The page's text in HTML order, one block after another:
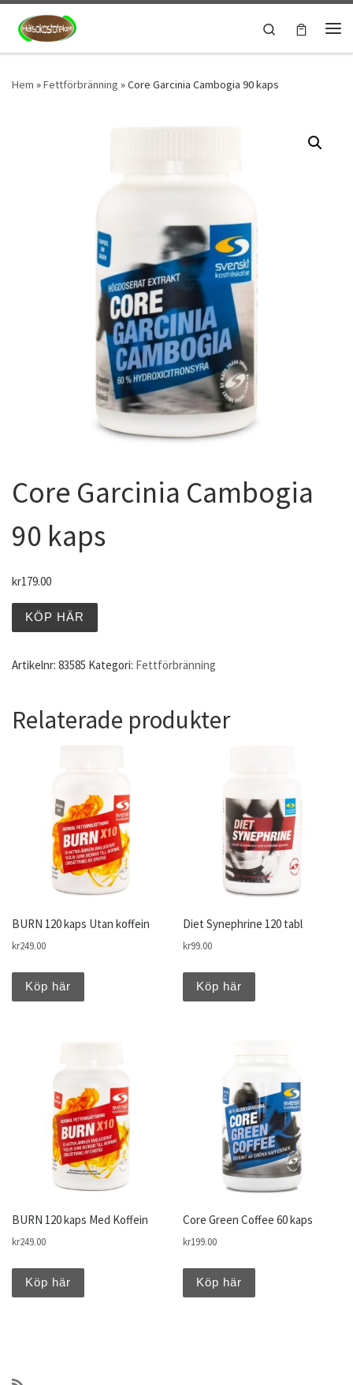
Hoppa till innehåll
Search
Hem »Fettförbränning »Core Garcinia Cambogia 90 kaps
Core Garcinia Cambogia
90 kaps
kr179.00
KÖP HÄR
Artikelnr: 83585 Kategori: Fettförbränning
Relaterade produkter
BURN 120 kaps Utan koffein
kr249.00
Köp här
Diet Synephrine 120 tabl
kr99.00
Köp här
BURN 120 kaps Med Koffein
kr249.00
Köp här
Core Green Coffee 60 kaps
kr199.00
Köp här